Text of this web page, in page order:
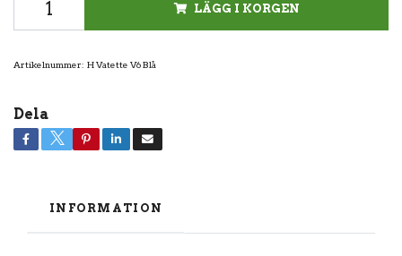
LÄGG I KORGEN
Artikelnummer: H Vatette V6 Blå
Dela
INFORMATION